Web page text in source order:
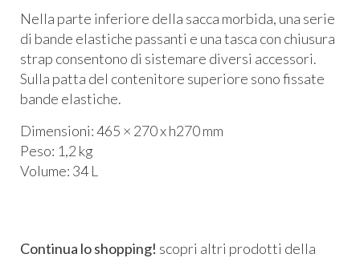
Nella parte inferiore della sacca morbida, una serie
di bande elastiche passanti e una tasca con chiusura
strap consentono di sistemare diversi accessori.
Sulla patta del contenitore superiore sono fissate
bande elastiche.
Dimensioni: 465 × 270 x h270 mm
Peso: 1,2 kg
Volume: 34 L
Continua lo shopping! scopri altri prodotti della